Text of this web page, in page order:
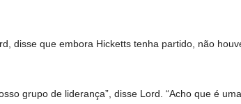
disse que embora Hicketts tenha partido, não
grupo de liderança”, disse Lord. “Acho que é